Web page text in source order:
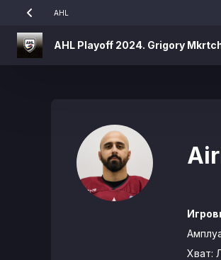
AHL
AHL Playoff 2024. Grigory
Хват: